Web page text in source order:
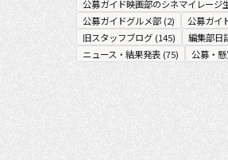
公募ガイド映画部のシネマイレージ
公募ガイドグルメ部(2) 公募ガイ
旧スタッフブログ(145) 編集部日
ニュース・結果発表(75) 公募・